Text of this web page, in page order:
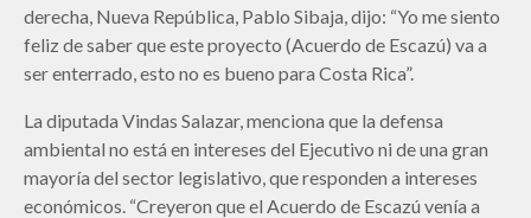
derecha, Nueva República, Pablo Sibaja, dijo: “Yo me siento
feliz de saber que este proyecto (Acuerdo de Escazú) va a
ser enterrado, esto no es bueno para Costa Rica”.
La diputada Vindas Salazar, menciona que la defensa
ambiental no está en intereses del Ejecutivo ni de una gran
mayoría del sector legislativo, que responden a intereses
económicos. “Creyeron que el Acuerdo de Escazú venía a